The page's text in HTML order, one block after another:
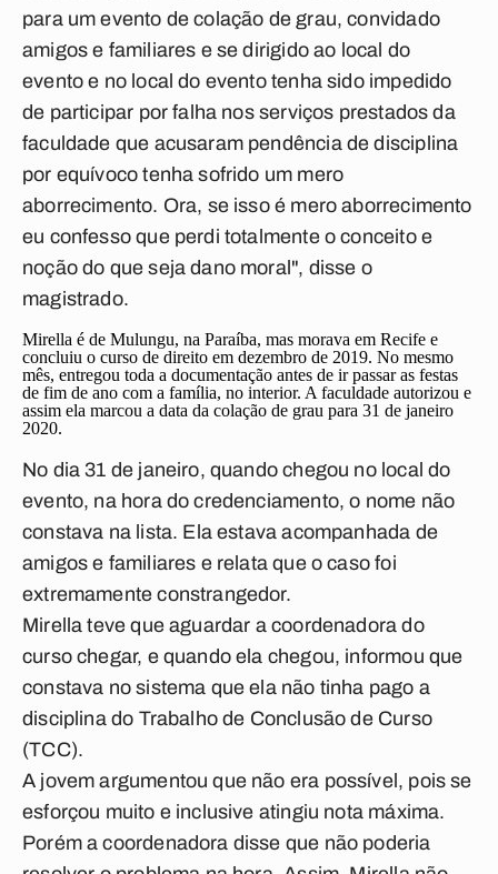
para um evento de colação de grau, convidado
amigos e familiares e se dirigido ao local do
evento e no local do evento tenha sido impedido
de participar por falha nos serviços prestados da
faculdade que acusaram pendência de disciplina
por equívoco tenha sofrido um mero
aborrecimento. Ora, se isso é mero aborrecimento
eu confesso que perdi totalmente o conceito e
noção do que seja dano moral", disse o
magistrado.
Mirella é de Mulungu, na Paraíba, mas morava em Recife e
concluiu o curso de direito em dezembro de 2019. No mesmo
mês, entregou toda a documentação antes de ir passar as festas
de fim de ano com a família, no interior. A faculdade autorizou e
assim ela marcou a data da colação de grau para 31 de janeiro
2020.
No dia 31 de janeiro, quando chegou no local do
evento, na hora do credenciamento, o nome não
constava na lista. Ela estava acompanhada de
amigos e familiares e relata que o caso foi
extremamente constrangedor.
Mirella teve que aguardar a coordenadora do
curso chegar, e quando ela chegou, informou que
constava no sistema que ela não tinha pago a
disciplina do Trabalho de Conclusão de Curso
(TCC).
A jovem argumentou que não era possível, pois se
esforçou muito e inclusive atingiu nota máxima.
Porém a coordenadora disse que não poderia